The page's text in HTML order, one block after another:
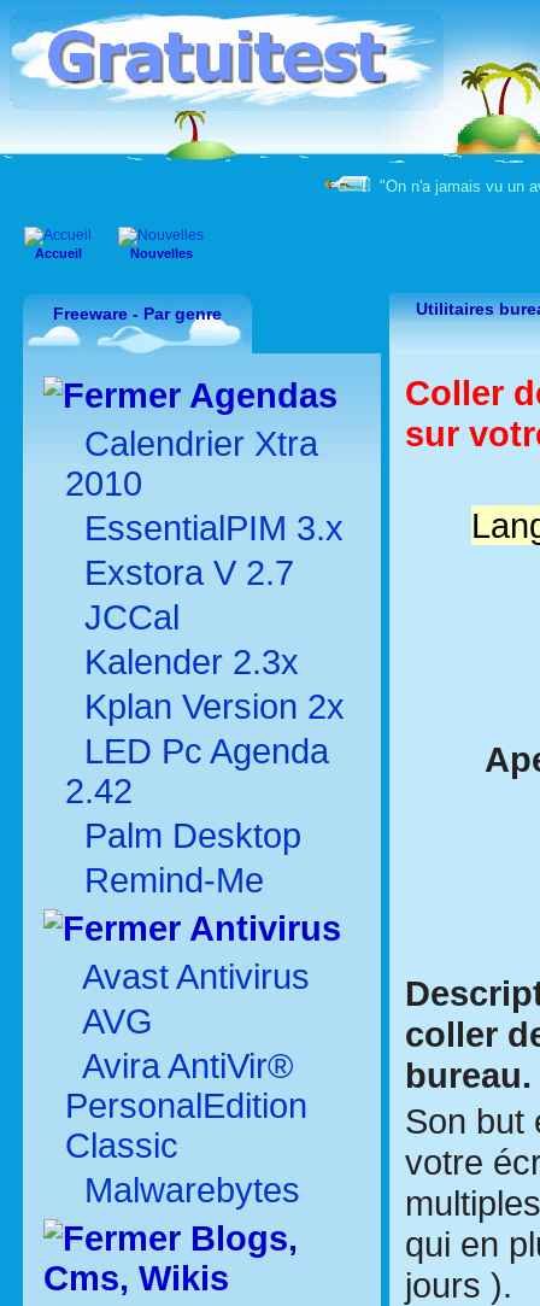
"On n'a jamais vu un
Accueil Nouvelles
Freeware - Par genre
Agendas
Calendrier Xtra
2010
EssentialPIM 3.x
Exstora V 2.7
JCCal
Kalender 2.3x
Kplan Version 2x
LED Pc Agenda
2.42
Palm Desktop
Remind-Me
Antivirus
Avast Antivirus
AVG
Avira AntiVir®
PersonalEdition
Classic
Malwarebytes
Blogs,
Cms, Wikis
Utilitaires
Coller
sur
coller
bureau.
Son but
votre
qui en
jours ).